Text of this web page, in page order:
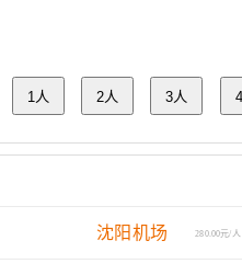
1人 2人 3人
沈阳机场 280.00元/人